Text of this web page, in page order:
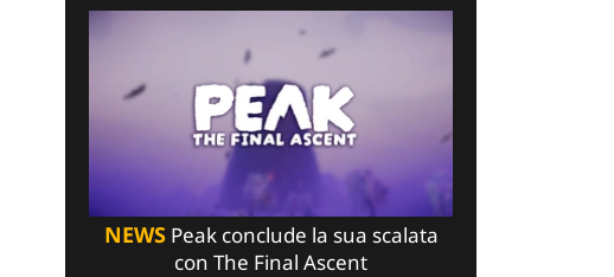
NEWSPeak conclude la sua scalata
con The Final Ascent